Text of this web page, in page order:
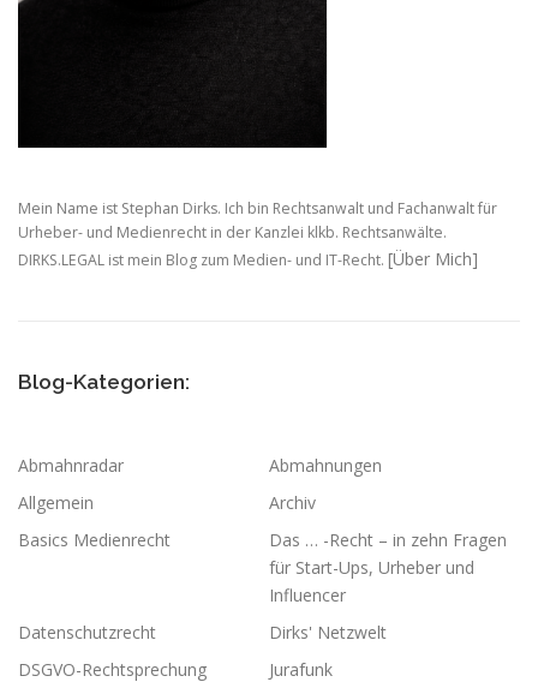
Mein Name ist Stephan Dirks. Ich bin Rechtsanwalt und Fachanwalt für
Urheber- und Medienrecht in der Kanzlei klkb. Rechtsanwälte.
DIRKS.LEGAL ist mein Blog zum Medien- und IT-Recht. [Über Mich]
Blog-Kategorien:
Abmahnradar
Abmahnungen
Allgemein
Archiv
Basics Medienrecht
Das … -Recht – in zehn Fragen
für Start-Ups, Urheber und
Influencer
Datenschutzrecht
Dirks' Netzwelt
DSGVO-Rechtsprechung
Jurafunk